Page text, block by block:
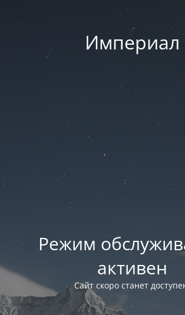
Империал
Режим
активен
Сайт скоро станет